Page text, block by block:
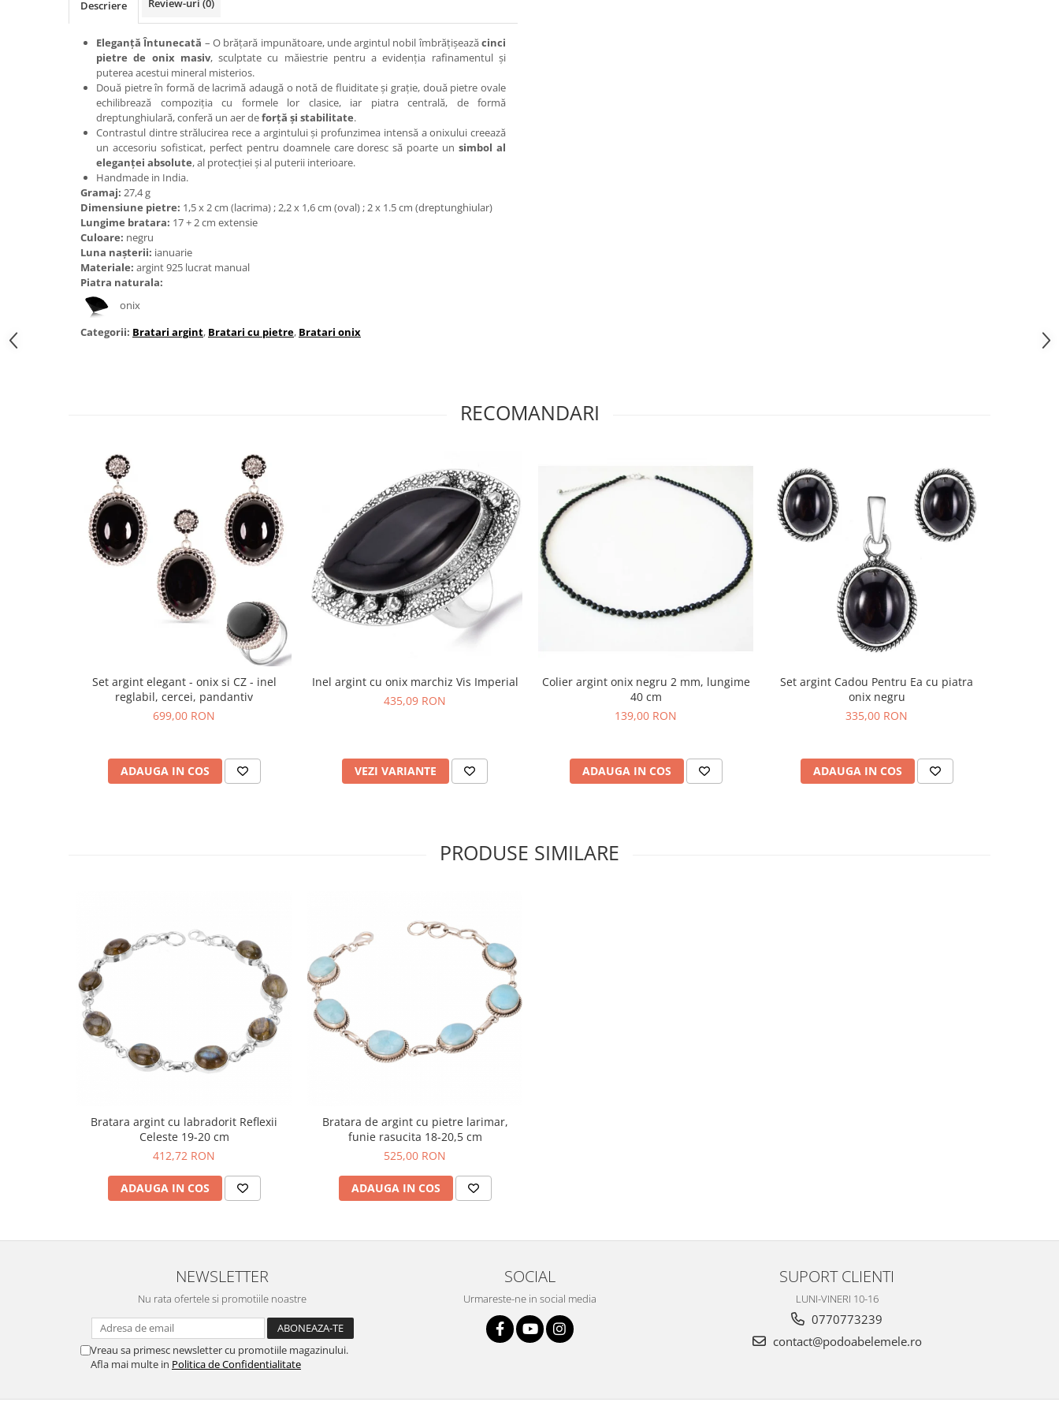
Bijuterii peridot
Bijuterii perle
Bijuterii piatra lunii
Bijuterii piatra soarelui
Bijuterii rodocrozit
Bijuterii rubin
Bijuterii sidef si abalone
Bijuterii smarald
Bijuterii sodalit
Bijuterii spinel
Bijuterii tanzanit
Descriere Review-uri (0)
Eleganță Întunecată – O brățară impunătoare, unde argintul nobil îmbrățișeazăcinci
pietre de onix masiv, sculptate cu măiestrie pentru a evidenția rafinamentul și
puterea acestui mineral misterios.
Două pietre în formă de lacrimă adaugă o notă de fluiditate și grație, două pietre ovale
echilibrează compoziția cu formele lor clasice, iar piatra centrală, de formă
dreptunghiulară, conferă un aer deforță și stabilitate.
Contrastul dintre strălucirea rece a argintului și profunzimea intensă a onixului creează
un accesoriu sofisticat, perfect pentru doamnele care doresc să poarte unsimbol al
eleganței absolute, al protecției și al puterii interioare.
Handmade in India.
Gramaj: 27,4 g
Dimensiune pietre: 1,5 x 2 cm (lacrima) ; 2,2 x 1,6 cm (oval) ; 2 x 1.5 cm (dreptunghiular)
Lungime bratara: 17 + 2 cm extensie
Culoare: negru
Luna nașterii: ianuarie
Materiale: argint 925 lucrat manual
Piatra naturala:
onix
Categorii: Bratari argint, Bratari cu pietre, Bratari onix
RECOMANDARI
Set argint elegant - onix si CZ - inel
reglabil, cercei, pandantiv
699,00 RON
ADAUGA IN COS
Inel argint cu onix marchiz Vis Imperial
435,09 RON
VEZI VARIANTE
Colier argint onix negru 2 mm, lungime
40 cm
139,00 RON
ADAUGA IN COS
Set argint Cadou Pentru Ea cu piatra
onix negru
335,00 RON
ADAUGA IN COS
PRODUSE SIMILARE
Bratara argint cu labradorit Reflexii
Celeste 19-20 cm
412,72 RON
ADAUGA IN COS
Bratara de argint cu pietre larimar,
funie rasucita 18-20,5 cm
525,00 RON
ADAUGA IN COS
NEWSLETTER
Nu rata ofertele si promotiile noastre
Vreau sa primesc newsletter cu promotiile magazinului.
Afla mai multe in Politica de Confidentialitate
SOCIAL
Urmareste-ne in social media
SUPORT CLIENTI
LUNI-VINERI 10-16
0770773239
contact@podoabelemele.ro